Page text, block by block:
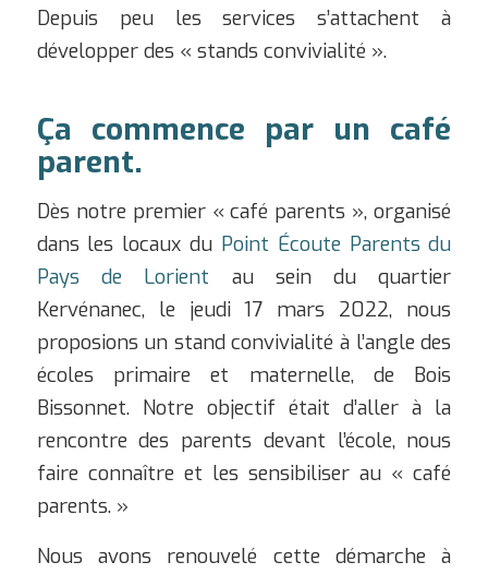
Depuis peu les services s’attachent à
développer des « stands convivialité ».
Ça commence par un café
parent.
Dès notre premier « café parents », organisé
dans les locaux du Point Écoute Parents du
Pays de Lorient au sein du quartier
Kervénanec, le jeudi 17 mars 2022, nous
proposions un stand convivialité à l’angle des
écoles primaire et maternelle, de Bois
Bissonnet. Notre objectif était d’aller à la
rencontre des parents devant l’école, nous
faire connaître et les sensibiliser au « café
parents. »
Nous avons renouvelé cette démarche à